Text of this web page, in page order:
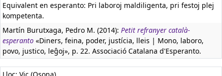
Equivalent en esperanto: Pri laboroj maldiligenta, pri festoj plej
kompetenta.
Martín Burutxaga, Pedro M. (2014): Petit refranyer català-
esperanto «Diners, feina, poder, justícia, lleis | Mono, laboro,
povo, justico, leĝoj», p. 22. Associació Catalana d'Esperanto.